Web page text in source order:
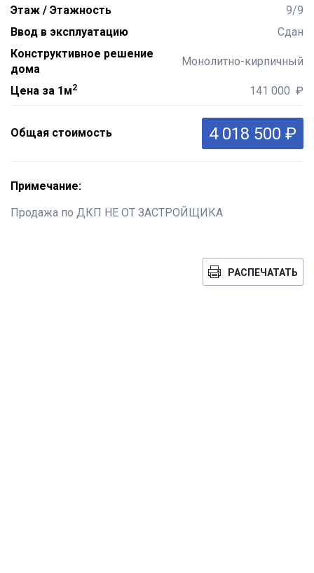
Этаж / Этажность
9/9
Ввод в эксплуатацию
Сдан
Конструктивное решение
дома
Монолитно-кирпичный
Цена за 1м2 141 000 ₽
Общая стоимость 4 018 500 ₽
Примечание:
Продажа по ДКП НЕ ОТ ЗАСТРОЙЩИКА
РАСПЕЧАТАТЬ